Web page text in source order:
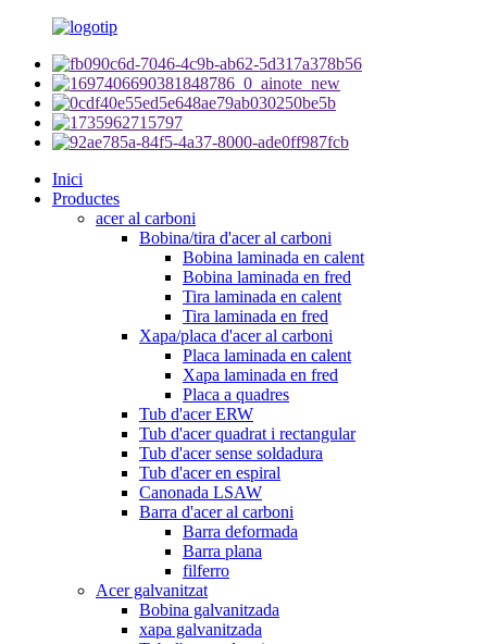
Inici
Productes
acer al carboni
Bobina/tira d'acer al carboni
Bobina laminada en calent
Bobina laminada en fred
Tira laminada en calent
Tira laminada en fred
Xapa/placa d'acer al carboni
Placa laminada en calent
Xapa laminada en fred
Placa a quadres
Tub d'acer ERW
Tub d'acer quadrat i rectangular
Tub d'acer sense soldadura
Tub d'acer en espiral
Canonada LSAW
Barra d'acer al carboni
Barra deformada
Barra plana
filferro
Acer galvanitzat
Bobina galvanitzada
xapa galvanitzada